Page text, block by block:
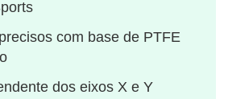
com base de PTFE
dos eixos X e Y